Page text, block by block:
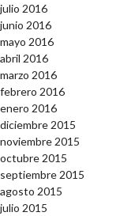
julio 2016
junio 2016
mayo 2016
abril 2016
marzo 2016
febrero 2016
enero 2016
diciembre 2015
noviembre 2015
octubre 2015
septiembre 2015
agosto 2015
julio 2015